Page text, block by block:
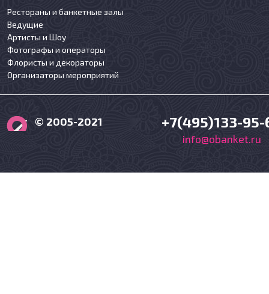
Рестораны и банкетные залы
Ведущие
Артисты и Шоу
Фотографы и операторы
Флористы и декораторы
Организаторы мероприятий
© 2005-2021 +7(495)133-95-
info@obanket.ru